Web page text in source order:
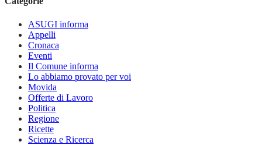
ASUGI informa
Appelli
Cronaca
Eventi
Il Comune informa
Lo abbiamo provato per voi
Movida
Offerte di Lavoro
Politica
Regione
Ricette
Scienza e Ricerca